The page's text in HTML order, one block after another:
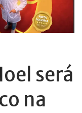
será
na